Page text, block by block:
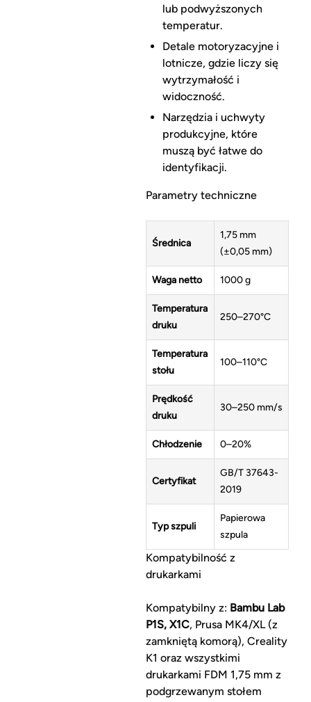
lub podwyższonych
temperatur.
Detale motoryzacyjne i
lotnicze, gdzie liczy się
wytrzymałość i
widoczność.
Narzędzia i uchwyty
produkcyjne, które
muszą być łatwe do
identyfikacji.
Parametry techniczne
Średnica
1,75 mm
(±0,05 mm)
Waga netto 1000 g
Temperatura
druku
250–270°C
Temperatura
stołu
100–110°C
Prędkość
druku
30–250 mm/s
Chłodzenie 0–20%
Certyfikat
GB/T 37643-
2019
Typ szpuli
Papierowa
szpula
Kompatybilność z
drukarkami
Kompatybilny z: Bambu Lab
P1S, X1C, Prusa MK4/XL (z
zamkniętą komorą), Creality
K1 oraz wszystkimi
drukarkami FDM 1,75 mm z
podgrzewanym stołem